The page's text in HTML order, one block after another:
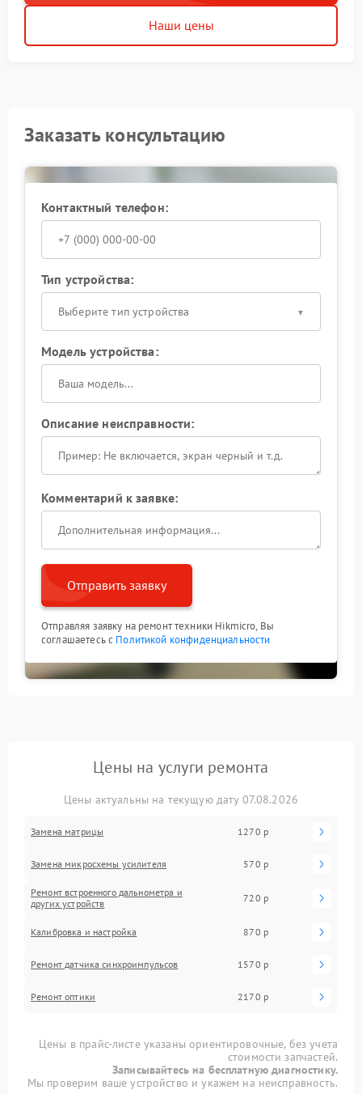
Наши цены
Заказать консультацию
Контактный телефон:
Тип устройства:
Выберите тип устройства
Модель устройства:
Описание неисправности:
Комментарий к заявке:
Отправить заявку
Отправляя заявку на ремонт техники Hikmicro, Вы
соглашаетесь с Политикой конфиденциальности
Цены на услуги ремонта
Цены актуальны на текущую дату 07.08.2026
Замена матрицы 1270 р
Замена микросхемы усилителя 570 р
Ремонт встроенного дальнометра и
других устройств
720 р
Калибровка и настройка 870 р
Ремонт датчика синхроимпульсов 1570 р
Ремонт оптики 2170 р
Цены в прайс-листе указаны ориентировочные, без учета
стоимости запчастей.
Записывайтесь на бесплатную диагностику.
Мы проверим ваше устройство и укажем на неисправность.